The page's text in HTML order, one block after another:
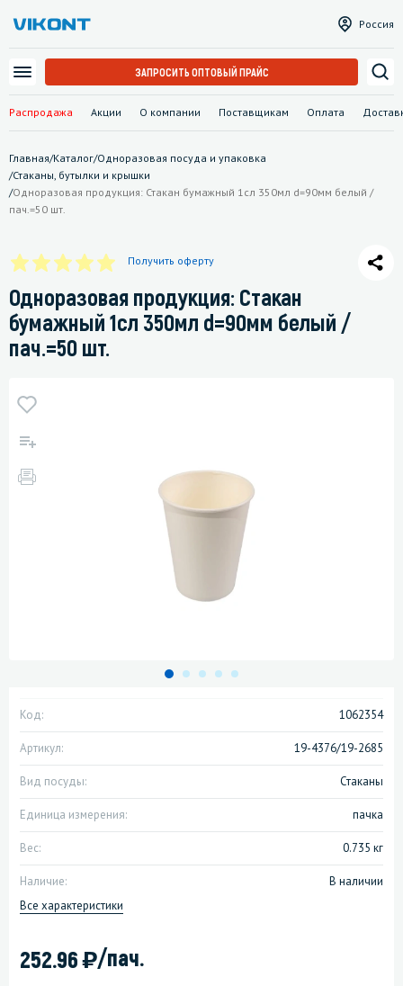
Распродажа Акции О компании Поставщикам Оплата
Россия
ЗАПРОСИТЬ ОПТОВЫЙ ПРАЙС
Главная/Каталог/Одноразовая посуда и упаковка
/Стаканы, бутылки и крышки
/Одноразовая продукция: Стакан бумажный 1сл 350мл d=90мм белый /
пач.=50 шт.
Получить оферту
Одноразовая продукция: Стакан
бумажный 1сл 350мл d=90мм белый /
пач.=50 шт.
Код: 1062354
Артикул: 19-4376/19-2685
Вид посуды: Стаканы
Единица измерения: пачка
Вес: 0.735 кг
Наличие:
В наличии
Все характеристики
252.96)/пач.